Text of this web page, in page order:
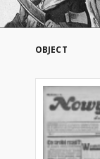
OBJECT